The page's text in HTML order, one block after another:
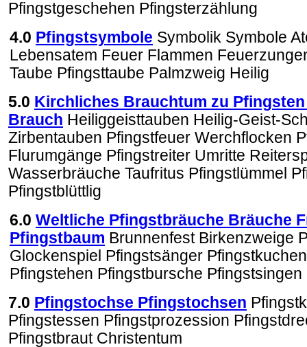
Pfingstgeschehen Pfingsterzählung
4.0 Pfingstsymbole Symbolik Symbole
Lebensatem Feuer Flammen
Taube Pfingsttaube Palmzweig Heilig
5.0 Kirchliches Brauchtum zu
Brauch Heiliggeisttauben Heilig-Geist-
Zirbentauben Pfingstfeuer Werchflocken
Flurumgänge Pfingstreiter Umritte
Wasserbräuche Taufritus Pfingstlümmel
Pfingstblüttlig
6.0 Weltliche Pfingstbräuche Bräuche
Pfingstbaum Brunnenfest Birkenzweige
Glockenspiel Pfingstsänger
Pfingstehen Pfingstbursche Pfingstsingen
7.0 Pfingstochse Pfingstochsen
Pfingstessen Pfingstprozession
Pfingstbraut Christentum